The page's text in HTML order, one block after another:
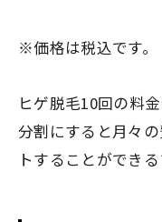
※価格は税込です。
ヒゲ脱毛10回の料
分割にすると月々
トすることができ